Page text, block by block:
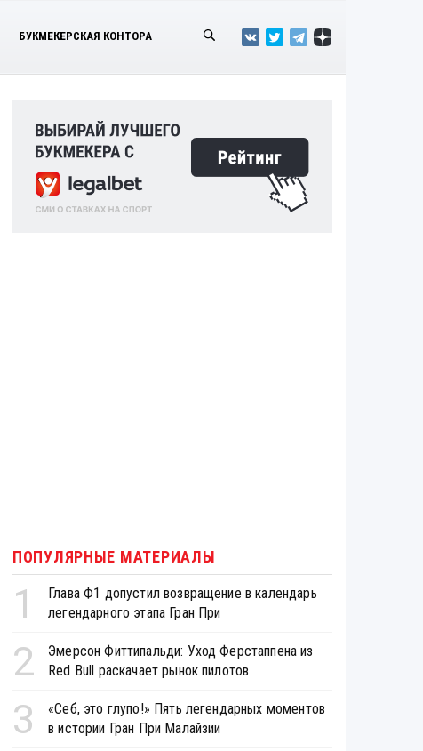
БУКМЕКЕРСКАЯ КОНТОРА
ПОПУЛЯРНЫЕ МАТЕРИАЛЫ
1
Глава Ф1 допустил возвращение в календарь
легендарного этапа Гран При
2
Эмерсон Фиттипальди: Уход Ферстаппена из
Red Bull раскачает рынок пилотов
3
«Себ, это глупо!» Пять легендарных моментов
в истории Гран При Малайзии